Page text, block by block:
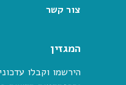
צור קשר
המגזין
הירשמו וקבלו